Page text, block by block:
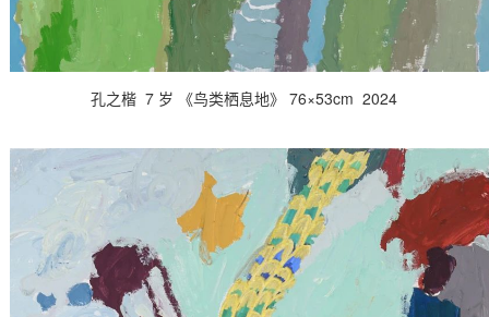
孔之楷 7 岁 《鸟类栖息地》 76×53cm 2024